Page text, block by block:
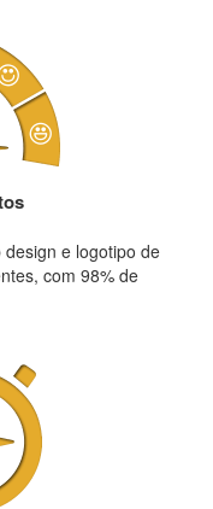
e logotipo de
com 98% de